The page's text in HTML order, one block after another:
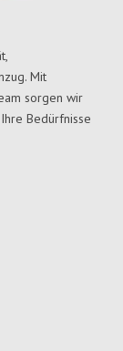
Mit
sorgen wir
Bedürfnisse